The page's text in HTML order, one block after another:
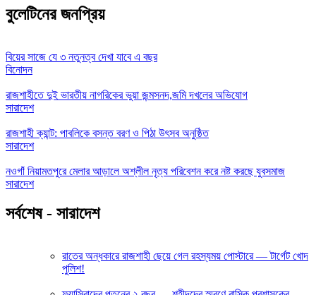
বুলেটিনের জনপ্রিয়
বিয়ের সাজে যে ৩ নতুনত্ব দেখা যাবে এ বছর
বিনোদন
রাজশাহীতে দুই ভারতীয় নাগরিকের ভুয়া জন্মসনদ,জমি দখলের অভিযোগ
সারাদেশ
রাজশাহী ক্যান্ট: পাবলিকে বসন্ত বরণ ও পিঠা উৎসব অনুষ্ঠিত
সারাদেশ
নওগাঁ নিয়ামতপুরে মেলার আড়ালে অশ্লীল নৃত্য পরিবেশন করে নষ্ট করছে যুবসমাজ
সারাদেশ
সর্বশেষ - সারাদেশ
রাতের অন্ধকারে রাজশাহী ছেয়ে গেল রহস্যময় পোস্টারে — টার্গেট খোদ
পুলিশ!